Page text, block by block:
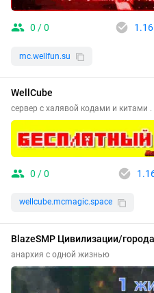
0 / 0
mc.wellfun.su
WellCube
сервер с халявой кодами и китами
0 / 0
wellcube.mcmagic.space
BlazeSMP Цивилизации/
анархия с одной жизнью